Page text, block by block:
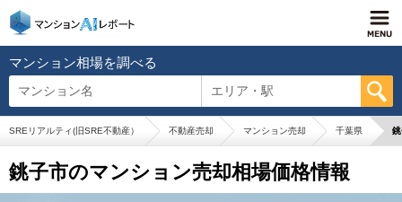
マンション相場を調べる
マンション名 エリア・駅
SREリアルティ(旧SRE不動産） 不動産売却 マンション売却 千葉県
銚子市のマンション売却相場価格情報